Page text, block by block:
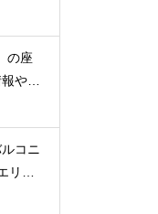
の座
や劇
コニ
リア